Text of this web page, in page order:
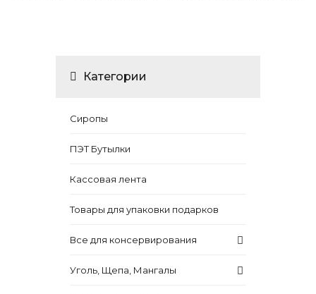
Категории
Сиропы
ПЭТ Бутылки
Кассовая лента
Товары для упаковки подарков
Все для консервирования
Уголь, Щепа, Мангалы